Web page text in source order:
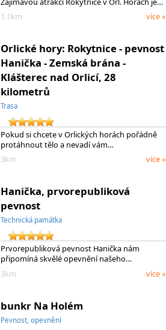
1.1km
více »
Orlické hory: Rokytnice - pevnost
Hanička - Zemská brána -
Klášterec nad Orlicí, 28
kilometrů
Trasa
Pokud si chcete v Orlických horách pořádně
protáhnout tělo a nevadí vám…
3km
více »
Hanička, prvorepubliková
pevnost
Technická památka
Prvorepubliková pevnost Hanička nám
připomíná skvělé opevnění našeho…
3km
více »
bunkr Na Holém
Pevnost, opevnění